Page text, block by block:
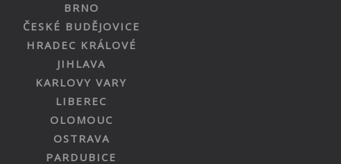
BRNO
ČESKÉ BUDĚJOVICE
HRADEC KRÁLOVÉ
JIHLAVA
KARLOVY VARY
LIBEREC
OLOMOUC
OSTRAVA
PARDUBICE